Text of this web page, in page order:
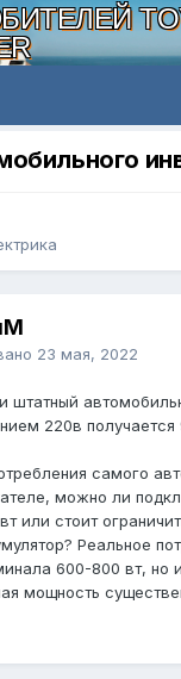
23 мая, 2022
штатный
220в получается
самого
можно ли
или стоит
Реальное
600-800 вт, но
мощность